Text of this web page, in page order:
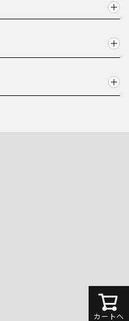
カートへ